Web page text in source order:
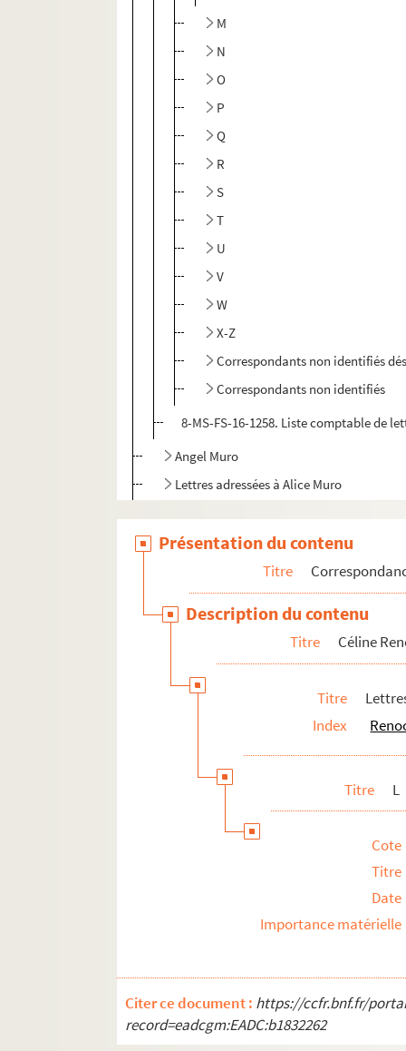
M
N
O
P
Q
R
S
T
U
V
W
X-Z
Correspondants non identifiés
Correspondants non identifiés
8-MS-FS-16-1258. Liste comptable de
Angel Muro
Lettres adressées à Alice Muro
Manuel Muro
Lettre d'Ernest Renoz
Lettres de Léon Renoz
Papiers personnels
Présentation du contenu
Titre
Description du contenu
Titre Céline
Titre
Index
Titre L
Cote
Titre
Date
Importance matérielle
Citer ce document : https://ccfr.bnf.fr/
record=eadcgm:EADC:b1832262